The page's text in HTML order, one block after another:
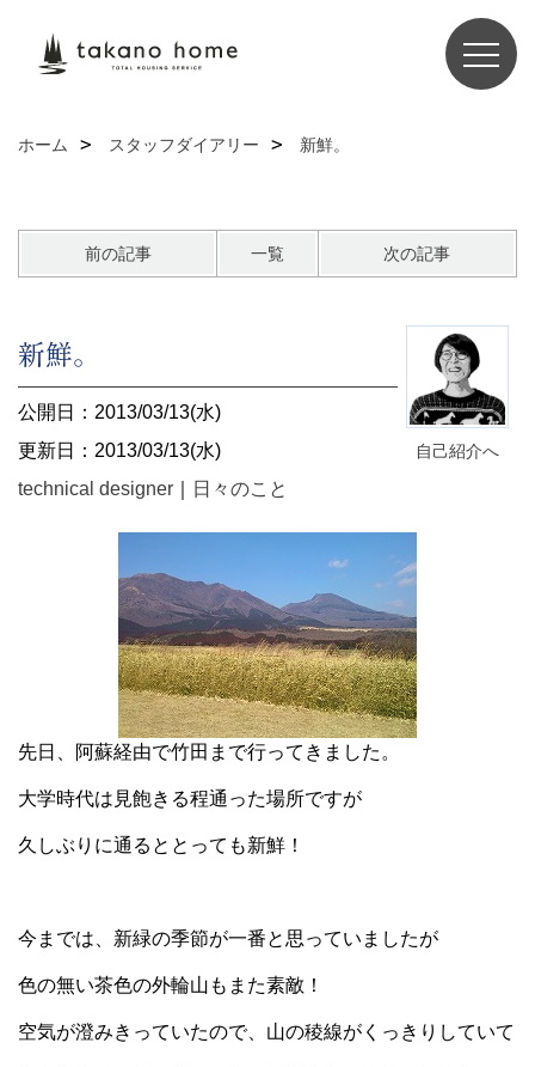
ホーム スタッフダイアリー 新鮮。
前の記事 一覧 次の記事
自己紹介へ
新鮮。
公開日：2013/03/13(水)
更新日：2013/03/13(水)
technical designer
日々のこと
先日、阿蘇経由で竹田まで行ってきました。
大学時代は 見飽きる程通った場所ですが
久しぶりに通るととっても新鮮！
今までは、新緑の季節が一番と思っていましたが
色の無い茶色の外輪山もまた素敵！
空気が澄みきっていたので、山の稜線がくっきりしていて